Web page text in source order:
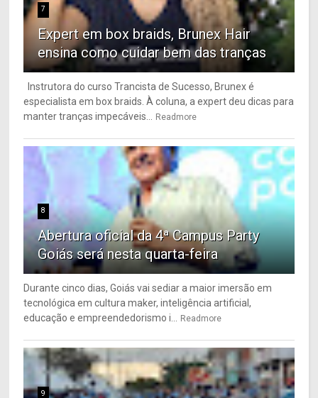
7
Expert em box braids, Brunex Hair
ensina como cuidar bem das tranças
Instrutora do curso Trancista de Sucesso, Brunex é
especialista em box braids. À coluna, a expert deu dicas para
manter tranças impecáveis...
Readmore
8
Abertura oficial da 4ª Campus Party
Goiás será nesta quarta-feira
Durante cinco dias, Goiás vai sediar a maior imersão em
tecnológica em cultura maker, inteligência artificial,
educação e empreendedorismo i...
Readmore
9